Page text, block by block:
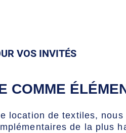
VOS INVITÉS
COMME
location de textiles,
de la plus